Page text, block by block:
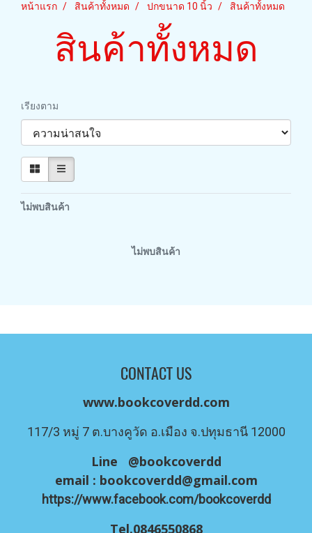
หน้าแรก สินค้าทั้งหมด ปกขนาด 10 นิ้ว สินค้าทั้งหมด
สินค้าทั้งหมด
เรียงตาม
ไม่พบสินค้า
ไม่พบสินค้า
CONTACT US
www.bookcoverdd.com
117/3 หมู่ 7 ต.บางคูวัด อ.เมือง จ.ปทุมธานี 12000
Line @bookcoverdd
email : bookcoverdd@gmail.com
https://www.facebook.com/bookcoverdd
Tel.0846550868